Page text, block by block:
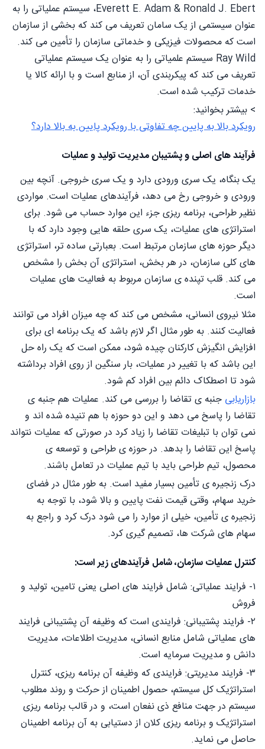
Everett E. Adam & Ronald J. Ebert، سیستم عملیاتی را به
عنوان سیستمی از یک سامان تعریف می کند که بخشی از سازمان
است که محصولات فیزیکی و خدماتی سازمان را تأمین می کند.
Ray Wild سیستم علمیاتی را به عنوان یک سیستم عملیاتی
تعریف می کند که پیکربندی آن، از منابع است و با ارائه کالا یا
خدمات ترکیب شده است.
> بیشتر بخوانید:
رویکرد بالا به پایین چه تفاوتی با رویکرد پایین به بالا دارد؟
فرآیند های اصلی و پشتیبان مدیریت تولید و عملیات
یک بنگاه، یک سری ورودی دارد و یک سری خروجی. آنچه بین
ورودی و خروجی رخ می دهد، فرآیندهای عملیات است. مواردی
نظیر طراحی، برنامه ریزی جزء این موارد حساب می شود. برای
استراتژی های عملیات، یک سری حلقه هایی وجود دارد که با
دیگر حوزه های سازمان مرتبط است. بعبارتی ساده تر، استراتژی
های کلی سازمان، در هر بخش، استراتژی آن بخش را مشخص
می کند. قلب تپنده ی سازمان مربوط به فعالیت های عملیات
است.
مثلا نیروی انسانی، مشخص می کند که چه میزان افراد می توانند
فعالیت کنند. به طور مثال اگر لازم باشد که یک برنامه ای برای
افزایش انگیزش کارکنان چیده شود، ممکن است که یک راه حل
این باشد که با تغییر در عملیات، بار سنگین از روی افراد برداشته
شود تا اصطکاک دائم بین افراد کم شود.
بازاریابی جنبه ی تقاضا را بررسی می کند. عملیات هم جنبه ی
تقاضا را پاسخ می دهد و این دو حوزه با هم تنیده شده اند و
نمی توان با تبلیغات تقاضا را زیاد کرد در صورتی که عملیات نتواند
پاسخ این تقاضا را بدهد. در حوزه ی طراحی و توسعه ی
محصول، تیم طراحی باید با تیم عملیات در تعامل باشند.
درک زنجیره ی تأمین بسیار مفید است. به طور مثال در فضای
خرید سهام، وقتی قیمت نفت پایین و بالا شود، با توجه به
زنجیره ی تأمین، خیلی از موارد را می شود درک کرد و راجع به
سهام های شرکت ها، تصمیم گیری کرد.
کنترل عملیات سازمان، شامل فرآیندهای زیر است:
۱- فرایند عملیاتی: شامل فرایند های اصلی یعنی تامین، تولید و
فروش
۲- فرایند پشتیبانی: فرایندی است که وظیفه آن پشتیبانی فرایند
های عملیاتی شامل منابع انسانی، مدیریت اطلاعات، مدیریت
دانش و مدیریت سرمایه است.
۳- فرایند مدیریتی: فرایندی که وظیفه آن برنامه ریزی، کنترل
استراتژیک کل سیستم، حصول اطمینان از حرکت و روند مطلوب
سیستم در جهت منافع ذی نفعان است، و در قالب برنامه ریزی
استراتژیک و برنامه ریزی کلان از دستیابی به آن برنامه اطمینان
حاصل می نماید.